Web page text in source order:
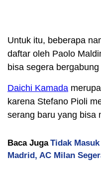
Untuk itu, beberapa
daftar oleh Paolo
bisa segera
Daichi Kamada
karena Stefano Pioli
serang baru yang bisa
Baca Juga Tidak
Madrid, AC Milan